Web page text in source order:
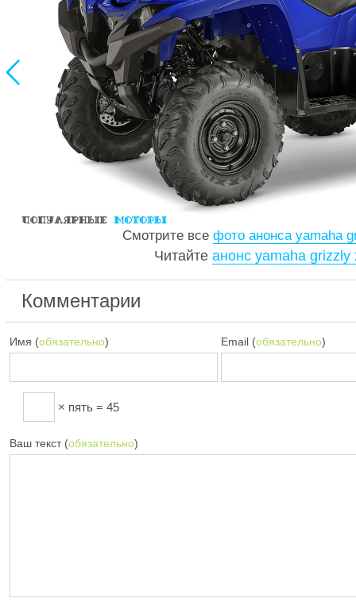

Смотрите все фото анонса yamaha
Читайте анонс yamaha grizzly
Комментарии
Имя (обязательно) Email (обязательно)
× пять = 45
Ваш текст (обязательно)